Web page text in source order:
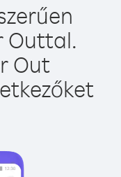
Outtal.
Out